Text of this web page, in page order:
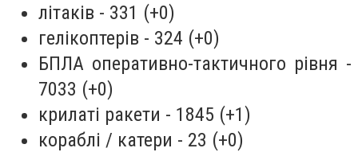
літаків - 331 (+0)
гелікоптерів - 324 (+0)
БПЛА оперативно-тактичного рівня -
7033 (+0)
крилаті ракети - 1845 (+1)
кораблі / катери - 23 (+0)